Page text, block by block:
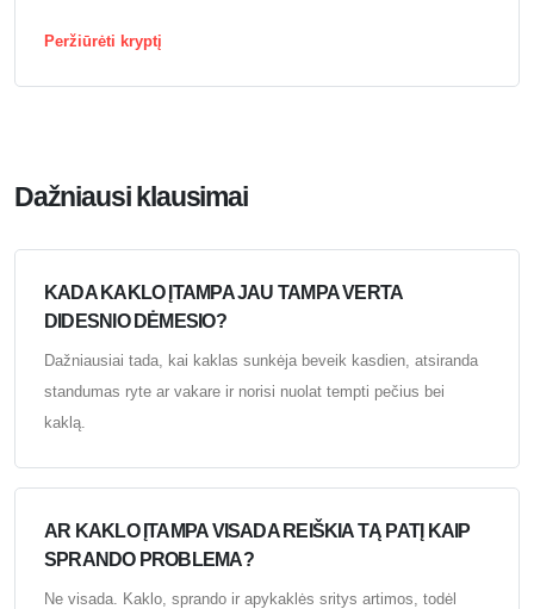
Peržiūrėti kryptį
Dažniausi klausimai
KADA KAKLO ĮTAMPA JAU TAMPA VERTA
DIDESNIO DĖMESIO?
Dažniausiai tada, kai kaklas sunkėja beveik kasdien, atsiranda
standumas ryte ar vakare ir norisi nuolat tempti pečius bei
kaklą.
AR KAKLO ĮTAMPA VISADA REIŠKIA TĄ PATĮ KAIP
SPRANDO PROBLEMA?
Ne visada. Kaklo, sprando ir apykaklės sritys artimos, todėl